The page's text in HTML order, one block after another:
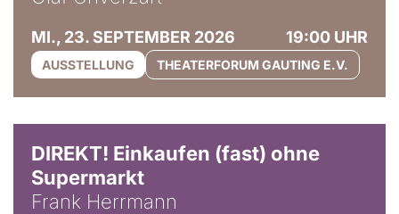
MI., 23. SEPTEMBER 2026 19:00 UHR
AUSSTELLUNG THEATERFORUM GAUTING E.V.
DIREKT! Einkaufen (fast) ohne
Supermarkt
Frank Herrmann